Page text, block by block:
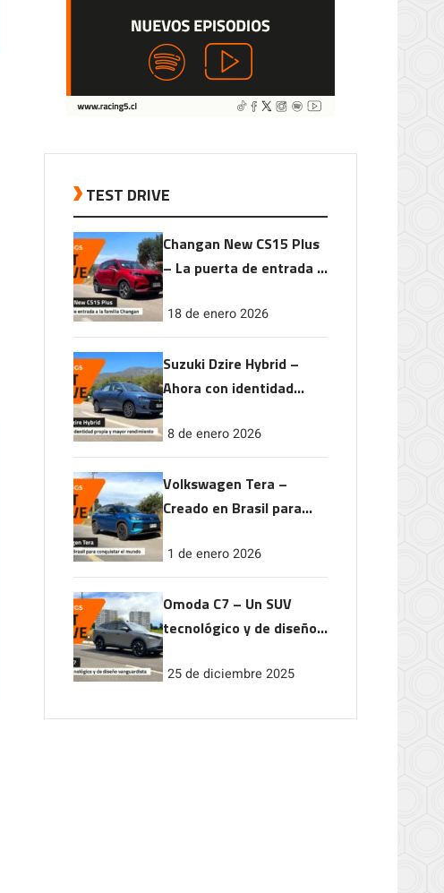
TEST DRIVE
Changan New CS15 Plus
– La puerta de entrada a
18 de enero 2026
Suzuki Dzire Hybrid –
Ahora con identidad
rendimiento
8 de enero 2026
Volkswagen Tera –
Creado en Brasil para
1 de enero 2026
Omoda C7 – Un SUV
tecnológico y de diseño
25 de diciembre 2025